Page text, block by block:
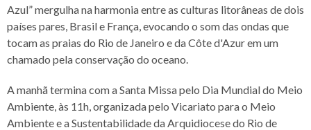
Azul” mergulha na harmonia entre as culturas litorâneas de dois
países pares, Brasil e França, evocando o som das ondas que
tocam as praias do Rio de Janeiro e da Côte d'Azur em um
chamado pela conservação do oceano.
A manhã termina com a Santa Missa pelo Dia Mundial do Meio
Ambiente, às 11h, organizada pelo Vicariato para o Meio
Ambiente e a Sustentabilidade da Arquidiocese do Rio de